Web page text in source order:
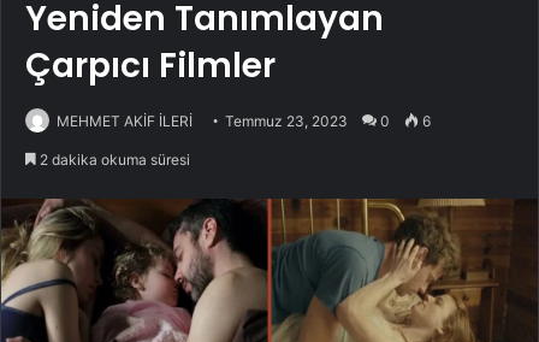
Yeniden Tanımlayan
Çarpıcı Filmler
MEHMET AKİF İLERİ Temmuz 23, 2023 0 6
2 dakika okuma süresi